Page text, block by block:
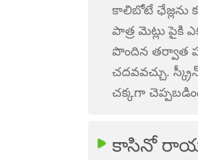
కాలిబోటే ఛేజ్లను
పాత్ర మెట్లు
పొందిన తర్వాత
చదవవచ్చు.
చక్కగా
కాసినో